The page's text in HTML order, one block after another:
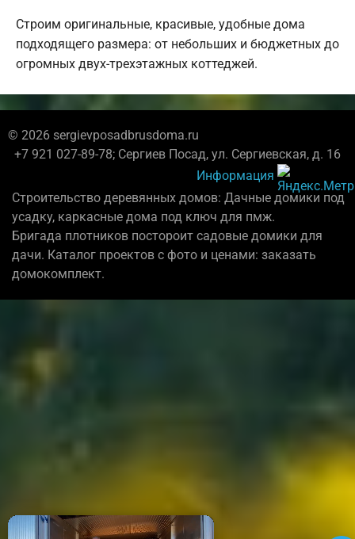
Строим оригинальные, красивые, удобные дома
подходящего размера: от небольших и бюджетных до
огромных двух-трехэтажных коттеджей.
© 2026 sergievposadbrusdoma.ru
+7 921 027-89-78; Сергиев Посад, ул. Сергиевская, д. 16
Информация
Строительство деревянных домов: Дачные домики под
усадку, каркасные дома под ключ для пмж.
Бригада плотников постороит садовые домики для
дачи. Каталог проектов с фото и ценами: заказать
домокомплект.